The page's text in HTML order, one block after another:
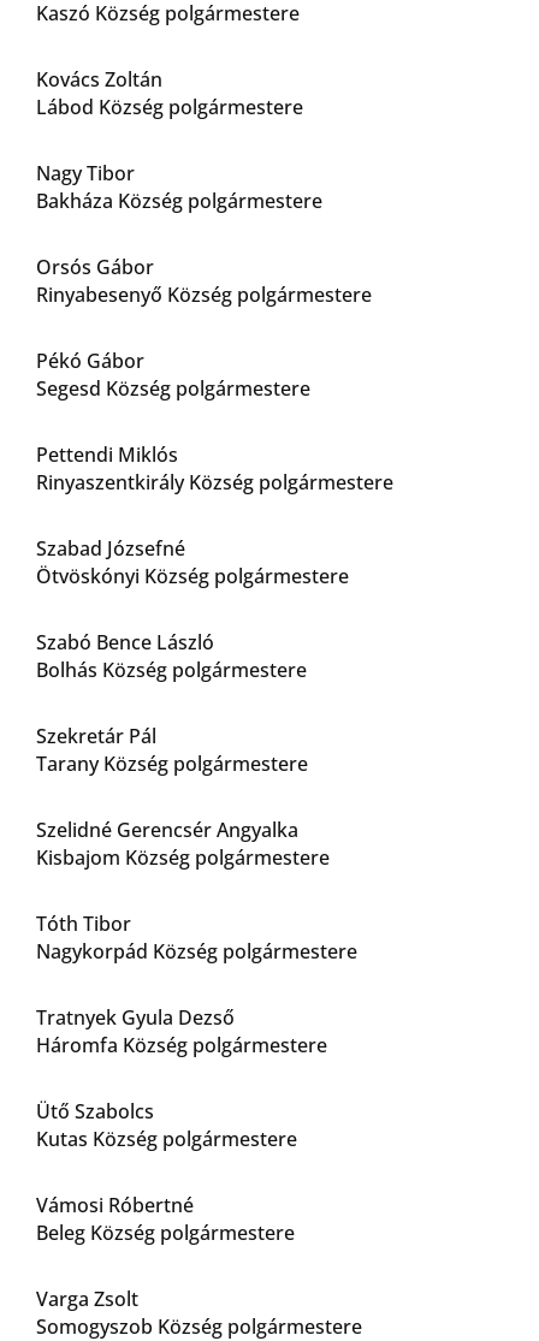
Kaszó Község polgármestere
Kovács Zoltán
Lábod Község polgármestere
Nagy Tibor
Bakháza Község polgármestere
Orsós Gábor
Rinyabesenyő Község polgármestere
Pékó Gábor
Segesd Község polgármestere
Pettendi Miklós
Rinyaszentkirály Község polgármestere
Szabad Józsefné
Ötvöskónyi Község polgármestere
Szabó Bence László
Bolhás Község polgármestere
Szekretár Pál
Tarany Község polgármestere
Szelidné Gerencsér Angyalka
Kisbajom Község polgármestere
Tóth Tibor
Nagykorpád Község polgármestere
Tratnyek Gyula Dezső
Háromfa Község polgármestere
Ütő Szabolcs
Kutas Község polgármestere
Vámosi Róbertné
Beleg Község polgármestere
Varga Zsolt
Somogyszob Község polgármestere